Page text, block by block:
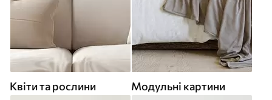
Квіти та рослини Модульні картини